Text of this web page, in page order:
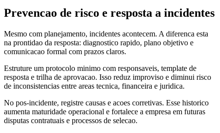
Prevencao de risco e resposta a incidentes
Mesmo com planejamento, incidentes acontecem. A diferenca esta
na prontidao da resposta: diagnostico rapido, plano objetivo e
comunicacao formal com prazos claros.
Estruture um protocolo minimo com responsaveis, template de
resposta e trilha de aprovacao. Isso reduz improviso e diminui risco
de inconsistencias entre areas tecnica, financeira e juridica.
No pos-incidente, registre causas e acoes corretivas. Esse historico
aumenta maturidade operacional e fortalece a empresa em futuras
disputas contratuais e processos de selecao.